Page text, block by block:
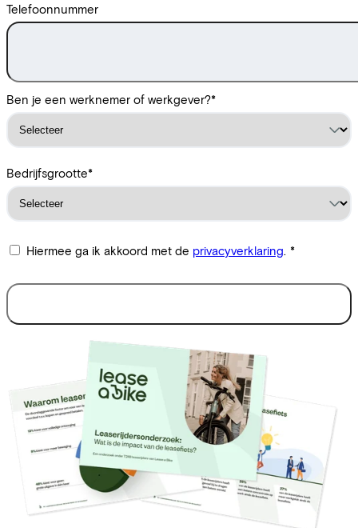
Telefoonnummer
Ben je een werknemer of werkgever?*
Bedrijfsgrootte*
Hiermee ga ik akkoord met de privacyverklaring. *